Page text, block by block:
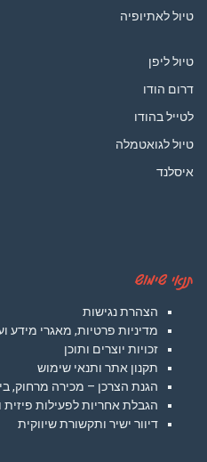
טיול לאתיופיה
טיול ליפן
דרום הודו
לטייל בהודו
טיול לגואטמלה
איסלנד
תנאי שימוש
הצהרת נגישות
מדיניות פרטיות, מאגרי מידע
זכויות יוצרים ותוכן
תקנון אתר ותנאי שימוש
הגנת הצרכן – מכירה מרחוק,
הגבלת אחריות לפעילות
דיוור ישיר ותקשורת שיווקית